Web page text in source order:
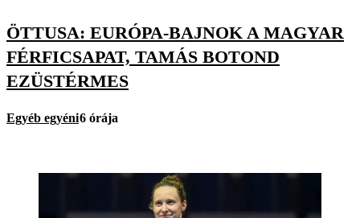
ÖTTUSA: EURÓPA-BAJNOK A MAGYAR
FÉRFICSAPAT, TAMÁS BOTOND
EZÜSTÉRMES
Egyéb egyéni6 órája